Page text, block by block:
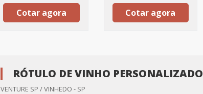
Cotar agora Cotar agora
RÓTULO DE VINHO PERSONALIZADO
VENTURE SP / VINHEDO - SP